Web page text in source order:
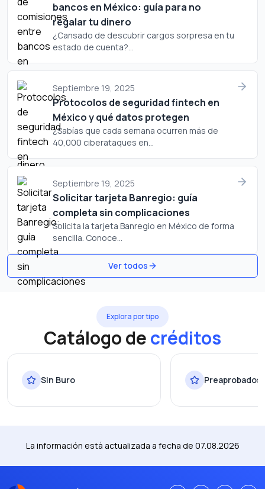
bancos en México: guía para no
regalar tu dinero
¿Cansado de descubrir cargos sorpresa en tu
estado de cuenta?...
Septiembre 19, 2025
Protocolos de seguridad fintech en
México y qué datos protegen
¿Sabías que cada semana ocurren más de
40,000 ciberataques en...
Septiembre 19, 2025
Solicitar tarjeta Banregio: guía
completa sin complicaciones
Solicita la tarjeta Banregio en México de forma
sencilla. Conoce...
Ver todos
Explora por tipo
Catálogo decréditos
Sin Buro Preaprobados
La información está actualizada a fecha de 07.08.2026